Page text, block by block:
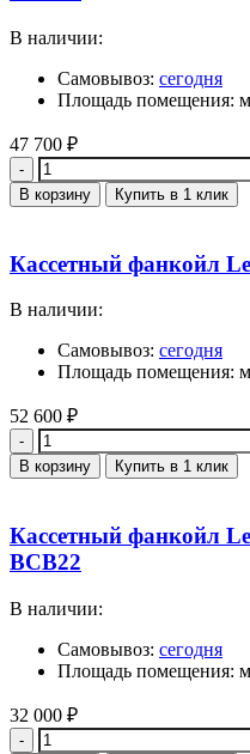
В наличии:
Самовывоз: сегодня
Площадь помещения:
47 700 ₽
Количество
В корзину Купить в 1 клик
Кассетный фанкойл
В наличии:
Самовывоз: сегодня
Площадь помещения:
52 600 ₽
Количество
В корзину Купить в 1 клик
Кассетный фанкойл
BCB22
В наличии:
Самовывоз: сегодня
Площадь помещения:
32 000 ₽
Количество